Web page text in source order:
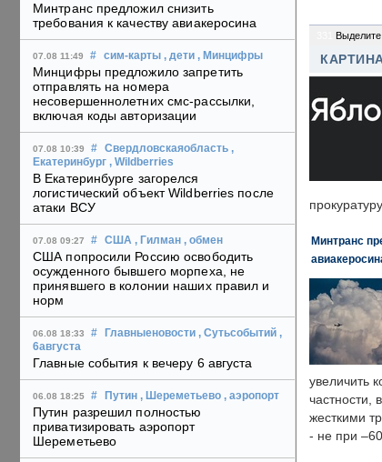
Минтранс предложил снизить
требования к качеству авиакеросина
07.08 11:49 # сим-карты , дети , Минцифры
Минцифры предложило запретить
отправлять на номера
несовершеннолетних смс-рассылки,
включая коды авторизации
07.08 10:39 # Свердловскаяобласть ,
Екатеринбург , Wildberries
В Екатеринбурге загорелся
логистический объект Wildberries после
атаки ВСУ
07.08 09:27 # США , Гилман , обмен
США попросили Россию освободить
осужденного бывшего морпеха, не
принявшего в колонии наших правил и
норм
06.08 18:33 # Главныеновости , Сутьсобытий ,
6августа
Главные события к вечеру 6 августа
06.08 18:25 # Путин , Шереметьево , аэропорт
Путин разрешил полностью
приватизировать аэропорт
Шереметьево
Минтранс
увеличить
частности,
жесткими
- не при